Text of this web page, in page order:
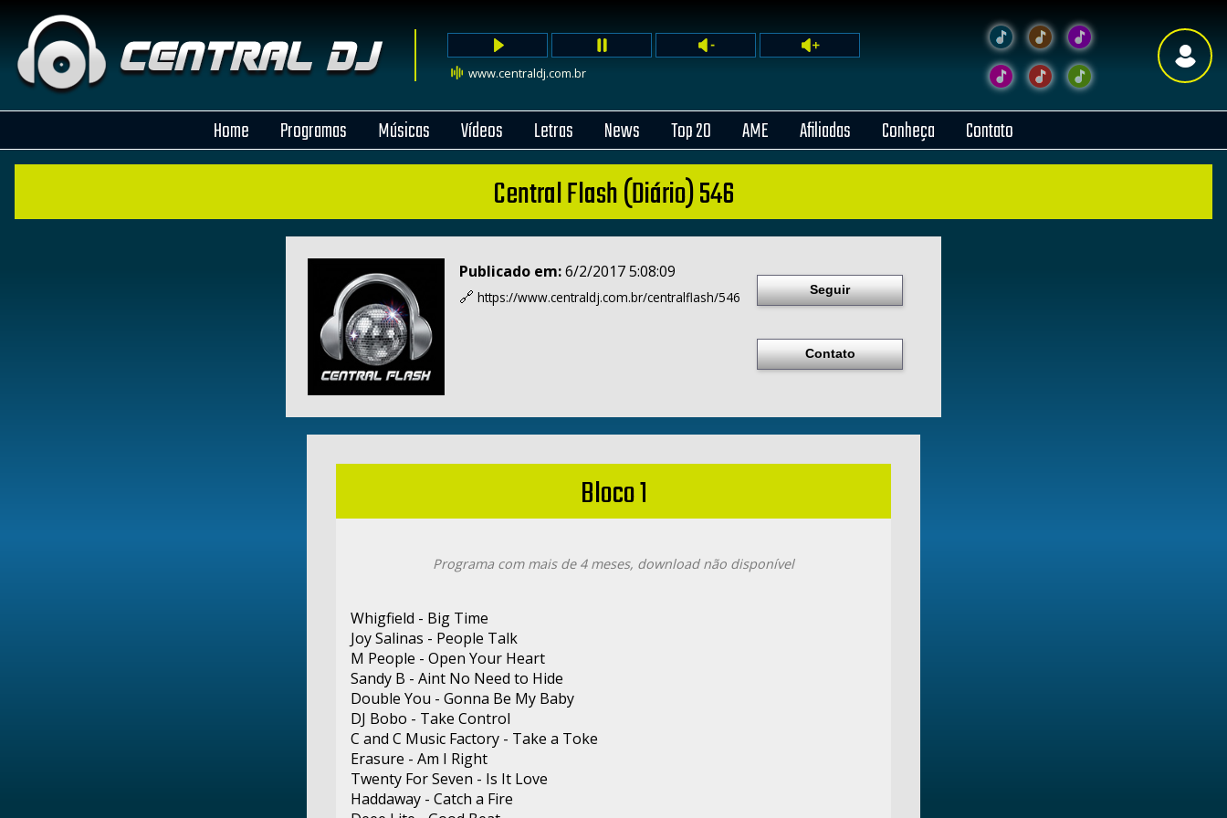
www.centraldj.com.br
Home Programas Músicas Vídeos Letras News Top 20 AME Afiliadas Conheça Contato
Central Flash (Diário) 546
Publicado em:6/2/2017 5:08:09
🔗 https://www.centraldj.com.br/centralflash/546 Seguir
Contato
Bloco 1
Programa com mais de 4 meses, download não disponível
Whigfield - Big Time
Joy Salinas - People Talk
M People - Open Your Heart
Sandy B - Aint No Need to Hide
Double You - Gonna Be My Baby
DJ Bobo - Take Control
C and C Music Factory - Take a Toke
Erasure - Am I Right
Twenty For Seven - Is It Love
Haddaway - Catch a Fire